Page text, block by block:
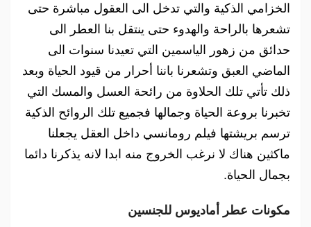
الخزامي الذكية والتي تدخل الى العقول مباشرة حتى
تشعرها بالراحة والهدوء حتى ينتقل بنا العطر الى
حدائق من زهور الياسمين التي تعيدنا سنوات الى
الماضي العبق وتشعرنا باننا أحرار من قيود الحياة وبعد
ذلك تأتي تلك الحلاوة من رائحة العسل والمسك التي
تخبرنا بروعة الحياة وجمالها فجميع تلك الروائح الذكية
ترسم بريشتها فيلم رومانسي داخل العقل يجعلنا
ماكثين هناك لا نرغب الخروج منه ابدا لانه يذكرنا دائما
بجمال الحياة.
مكونات عطر أماديوس للجنسين